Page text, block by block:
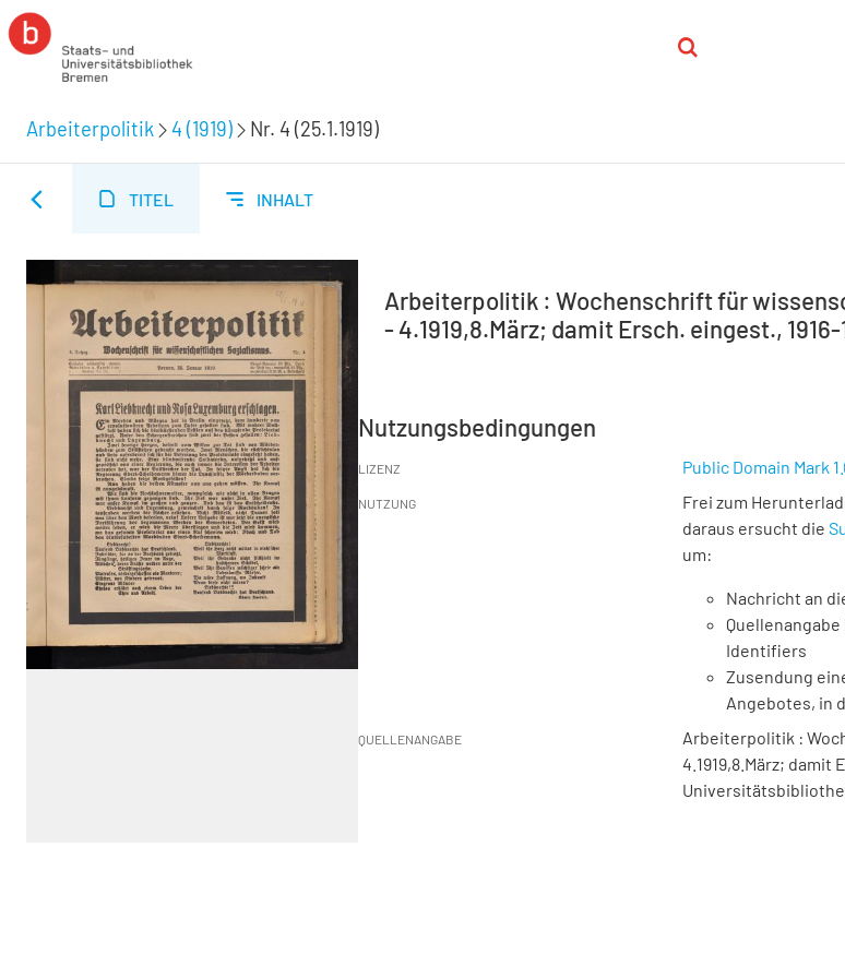
Arbeiterpolitik 4 (1919) Nr. 4 (25.1.1919)
TITEL INHALT
Arbeiterpolitik : Wochenschrift für
- 4.1919,8.März; damit Ersch. eingest., 1916-
Nutzungsbedingungen
LIZENZ Public Domain Mark
NUTZUNG
Frei zum
daraus ersucht die
um:
Nachricht an
Identifiers
Zusendung
Angebotes, in
QUELLENANGABE
Arbeiterpolitik :
4.1919,8.März; damit